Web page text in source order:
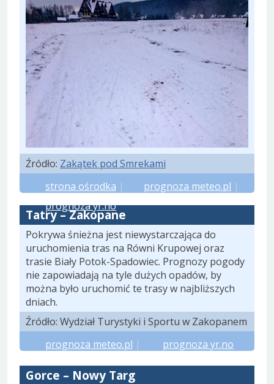
Źródło: Zakątek pod Smrekami
strona ośrodka | prognoza meteo.pl |
prognoza yr.no
Tatry – Zakopane
Pokrywa śnieżna jest niewystarczająca do
uruchomienia tras na Równi Krupowej oraz
trasie Biały Potok-Spadowiec. Prognozy pogody
nie zapowiadają na tyle dużych opadów, by
można było uruchomić te trasy w najbliższych
dniach.
Źródło: Wydział Turystyki i Sportu w Zakopanem
prognoza meteo.pl | prognoza yr.no
Gorce – Nowy Targ